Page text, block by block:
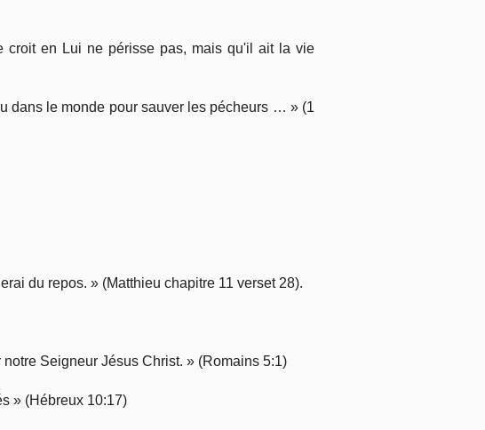
en Lui ne périsse pas, mais qu'il ait la vie
dans le monde pour sauver les pécheurs … » (1
du repos. » (Matthieu chapitre 11 verset 28).
Seigneur Jésus Christ. » (Romains 5:1)
» (Hébreux 10:17)